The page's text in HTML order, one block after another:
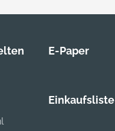
E-Paper
Einkaufsliste